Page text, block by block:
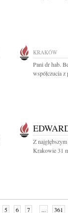
KRAKÓW
Pani dr hab.
współczucia
Z
Krakowie 31
5 6 7 ... 361